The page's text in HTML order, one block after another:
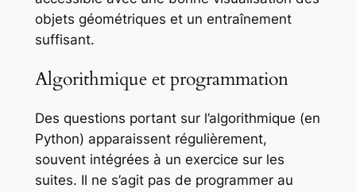
objets géométriques et un entraînement
suffisant.
Algorithmique et programmation
Des questions portant sur l’algorithmique (en
Python) apparaissent régulièrement,
souvent intégrées à un exercice sur les
suites. Il ne s’agit pas de programmer au